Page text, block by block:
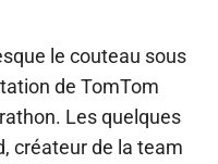
le couteau sous
de TomTom
Les quelques
créateur de la team